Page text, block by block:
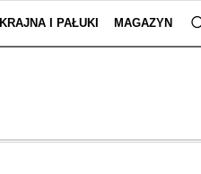
KRAJNA I PAŁUKI MAGAZYN